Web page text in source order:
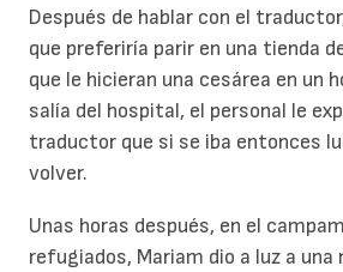
Después de hablar con el
que preferiría parir en una tienda
que le hicieran una cesárea en un
salía del hospital, el personal le
traductor que si se iba entonces
volver.
Unas horas después, en el
refugiados, Mariam dio a luz a una